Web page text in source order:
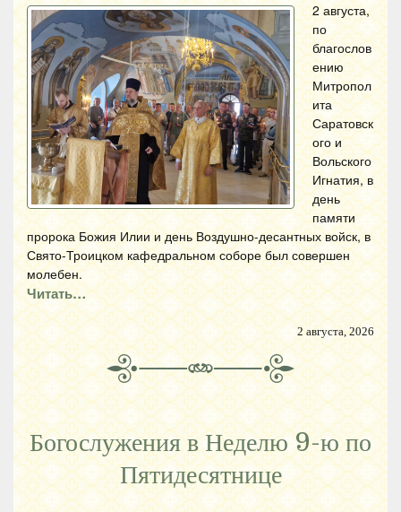
2 августа,
по
благослов
ению
Митропол
ита
Саратовск
ого и
Вольского
Игнатия, в
день
памяти
пророка Божия Илии и день Воздушно-десантных войск, в
Свято-Троицком кафедральном соборе был совершен
молебен.
Читать…
2 августа, 2026
Богослужения в Неделю 9-ю по
Пятидесятнице